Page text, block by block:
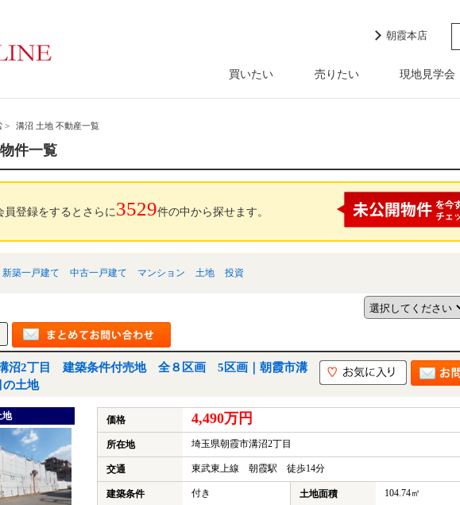
朝霞本店
買いたい 売りたい 現地見学会
> 溝沼 土地 不動産一覧
件一覧
員登録をするとさらに3529件の中から探せます。
新築一戸建て 中古一戸建て マンション 土地 投資
沼2丁目 建築条件付売地 全８区画 5区画｜朝霞市溝
の土地
地 価格 4,490万円
所在地 埼玉県朝霞市溝沼2丁目
交通 東武東上線 朝霞駅 徒歩14分
建築条件 付き 土地面積 104.74㎡